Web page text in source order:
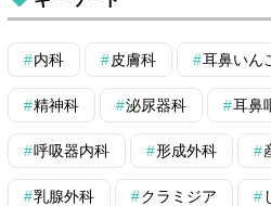
内科 皮膚科 耳鼻いん
精神科 泌尿器科 耳鼻
呼吸器内科 形成外科
乳腺外科 クラミジア